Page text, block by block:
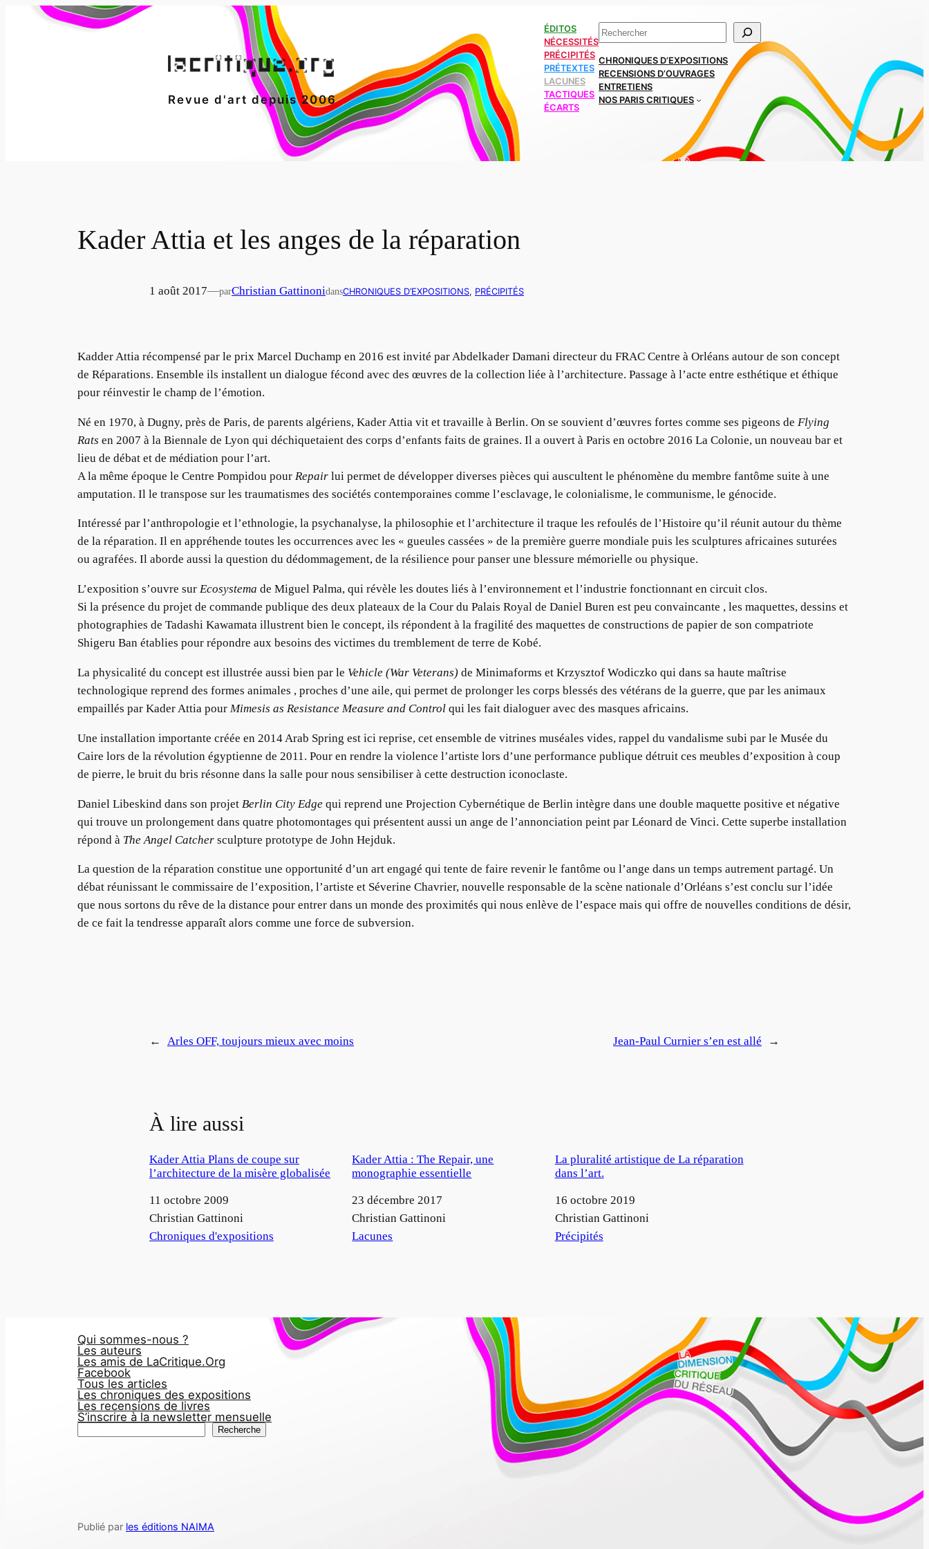
Revue d'art depuis 2006
ÉDITOS
NÉCESSITÉS
PRÉCIPITÉS
PRÉTEXTES
LACUNES
TACTIQUES
ÉCARTS
Rechercher
CHRONIQUES D’EXPOSITIONS
RECENSIONS D’OUVRAGES
ENTRETIENS
NOS PARIS CRITIQUES
Kader Attia et les anges de la réparation
1 août 2017—parChristian GattinonidansCHRONIQUES D’EXPOSITIONS, PRÉCIPITÉS
Kadder Attia récompensé par le prix Marcel Duchamp en 2016 est invité par Abdelkader Damani directeur du FRAC Centre à Orléans autour de son concept
de Réparations. Ensemble ils installent un dialogue fécond avec des œuvres de la collection liée à l’architecture. Passage à l’acte entre esthétique et éthique
pour réinvestir le champ de l’émotion.
Né en 1970, à Dugny, près de Paris, de parents algériens, Kader Attia vit et travaille à Berlin. On se souvient d’œuvres fortes comme ses pigeons de Flying
Rats en 2007 à la Biennale de Lyon qui déchiquetaient des corps d’enfants faits de graines. Il a ouvert à Paris en octobre 2016 La Colonie, un nouveau bar et
lieu de débat et de médiation pour l’art.
A la même époque le Centre Pompidou pour Repair lui permet de développer diverses pièces qui auscultent le phénomène du membre fantôme suite à une
amputation. Il le transpose sur les traumatismes des sociétés contemporaines comme l’esclavage, le colonialisme, le communisme, le génocide.
Intéressé par l’anthropologie et l’ethnologie, la psychanalyse, la philosophie et l’architecture il traque les refoulés de l’Histoire qu’il réunit autour du thème
de la réparation. Il en appréhende toutes les occurrences avec les « gueules cassées » de la première guerre mondiale puis les sculptures africaines suturées
ou agrafées. Il aborde aussi la question du dédommagement, de la résilience pour panser une blessure mémorielle ou physique.
L’exposition s’ouvre sur Ecosystema de Miguel Palma, qui révèle les doutes liés à l’environnement et l’industrie fonctionnant en circuit clos.
Si la présence du projet de commande publique des deux plateaux de la Cour du Palais Royal de Daniel Buren est peu convaincante , les maquettes, dessins et
photographies de Tadashi Kawamata illustrent bien le concept, ils répondent à la fragilité des maquettes de constructions de papier de son compatriote
Shigeru Ban établies pour répondre aux besoins des victimes du tremblement de terre de Kobé.
La physicalité du concept est illustrée aussi bien par le Vehicle (War Veterans) de Minimaforms et Krzysztof Wodiczko qui dans sa haute maîtrise
technologique reprend des formes animales , proches d’une aile, qui permet de prolonger les corps blessés des vétérans de la guerre, que par les animaux
empaillés par Kader Attia pour Mimesis as Resistance Measure and Control qui les fait dialoguer avec des masques africains.
Une installation importante créée en 2014 Arab Spring est ici reprise, cet ensemble de vitrines muséales vides, rappel du vandalisme subi par le Musée du
Caire lors de la révolution égyptienne de 2011. Pour en rendre la violence l’artiste lors d’une performance publique détruit ces meubles d’exposition à coup
de pierre, le bruit du bris résonne dans la salle pour nous sensibiliser à cette destruction iconoclaste.
Daniel Libeskind dans son projet Berlin City Edge qui reprend une Projection Cybernétique de Berlin intègre dans une double maquette positive et négative
qui trouve un prolongement dans quatre photomontages qui présentent aussi un ange de l’annonciation peint par Léonard de Vinci. Cette superbe installation
répond à The Angel Catcher sculpture prototype de John Hejduk.
La question de la réparation constitue une opportunité d’un art engagé qui tente de faire revenir le fantôme ou l’ange dans un temps autrement partagé. Un
débat réunissant le commissaire de l’exposition, l’artiste et Séverine Chavrier, nouvelle responsable de la scène nationale d’Orléans s’est conclu sur l’idée
que nous sortons du rêve de la distance pour entrer dans un monde des proximités qui nous enlève de l’espace mais qui offre de nouvelles conditions de désir,
de ce fait la tendresse apparaît alors comme une force de subversion.
← Arles OFF, toujours mieux avec moins Jean-Paul Curnier s’en est allé →
À lire aussi
Kader Attia Plans de coupe sur
l’architecture de la misère globalisée
Date
11 octobre 2009
Auteur
Christian Gattinoni
Par rapport à
Chroniques d'expositions
Kader Attia : The Repair, une
monographie essentielle
Date
23 décembre 2017
Auteur
Christian Gattinoni
Par rapport à
Lacunes
La pluralité artistique de La réparation
dans l’art.
Date
16 octobre 2019
Auteur
Christian Gattinoni
Par rapport à
Précipités
Qui sommes-nous ?
Les auteurs
Les amis de LaCritique.Org
Facebook
Tous les articles
Les chroniques des expositions
Les recensions de livres
S’inscrire à la newsletter mensuelle
r
Recherche
Publié par les éditions NAIMA